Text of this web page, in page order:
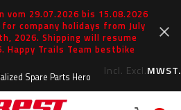
29.07.2026 bis 15.08.2026
company holidays from July
2026. Shipping will resume
Happy Trails Team bestbike
Incl. Excl.MWST.
Spare Parts Hero